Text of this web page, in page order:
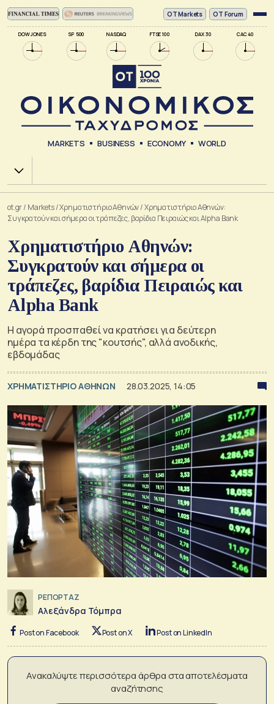
DOW JONES SP 500 NASDAQ FTSE 100 DAX 30 CAC 40
ΟΤ Markets OT Forum
MARKETS BUSINESS ECONOMY WORLD
Χ.Α.
ot.gr/ Markets/Xρηματιστήριο Αθηνών/Χρηματιστήριο Αθηνών:
Συγκρατούν και σήμερα οι τράπεζες, βαρίδια Πειραιώς και Alpha Bank
Χρηματιστήριο Αθηνών:
Συγκρατούν και σήμερα οι
τράπεζες, βαρίδια Πειραιώς και
Alpha Bank
Η αγορά προσπαθεί να κρατήσει για δεύτερη
ημέρα τα κέρδη της "κουτσής", αλλά ανοδικής,
εβδομάδας
XΡΗΜΑΤΙΣΤΗΡΙΟ ΑΘΗΝΩΝ 28.03.2025, 14:05
ΡΕΠΟΡΤΑΖ
Αλεξάνδρα Τόμπρα
Post on Facebook Post on X Post on LinkedIn
Ανακαλύψτε περισσότερα άρθρα στα αποτελέσματα
αναζήτησης